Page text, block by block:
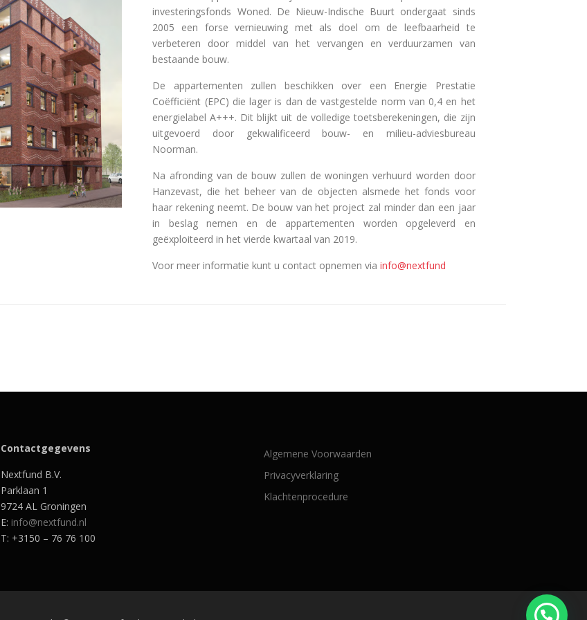
investeringsfonds Woned. De Nieuw-Indische Buurt ondergaat sinds
2005 een forse vernieuwing met als doel om de leefbaarheid te
verbeteren door middel van het vervangen en verduurzamen van
bestaande bouw.
De appartementen zullen beschikken over een Energie Prestatie
Coëfficiënt (EPC) die lager is dan de vastgestelde norm van 0,4 en het
energielabel A+++. Dit blijkt uit de volledige toetsberekeningen, die zijn
uitgevoerd door gekwalificeerd bouw- en milieu-adviesbureau
Noorman.
Na afronding van de bouw zullen de woningen verhuurd worden door
Hanzevast, die het beheer van de objecten alsmede het fonds voor
haar rekening neemt. De bouw van het project zal minder dan een jaar
in beslag nemen en de appartementen worden opgeleverd en
geëxploiteerd in het vierde kwartaal van 2019.
Voor meer informatie kunt u contact opnemen viainfo@nextfund
Contactgegevens
Nextfund B.V.
Parklaan 1
9724 AL Groningen
E: info@nextfund.nl
T: +3150 – 76 76 100
Algemene Voorwaarden
Privacyverklaring
Klachtenprocedure